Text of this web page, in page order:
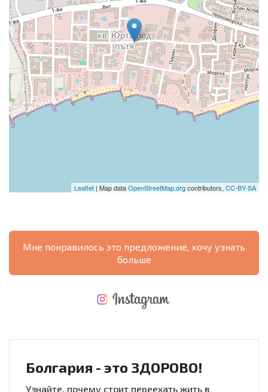
Leaflet | Map dataOpenStreetMap.orgcontributors, CC-BY-SA
Мне понравилось это предложение, хочу узнать
больше
Болгария - это ЗДОРОВО!
Узнайте, почему стоит переехать жить в